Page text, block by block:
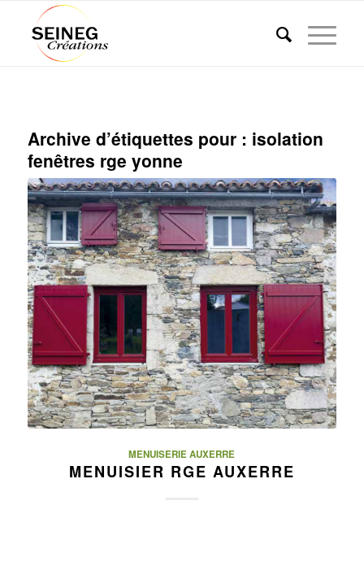
Archive d’étiquettes pour : isolation
fenêtres rge yonne
MENUISERIE AUXERRE
MENUISIER RGE AUXERRE